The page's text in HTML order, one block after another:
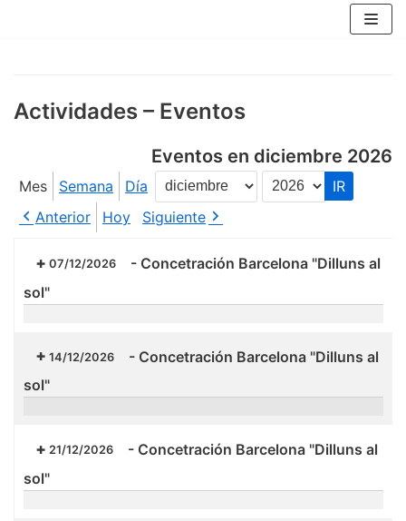
Actividades – Eventos
Eventos en diciembre 2026
Mes Semana Día
Mes
Año
Anterior
Hoy Siguiente
07/12/2026 - Concetración Barcelona "Dilluns al
sol"
14/12/2026 - Concetración Barcelona "Dilluns al
sol"
21/12/2026 - Concetración Barcelona "Dilluns al
sol"